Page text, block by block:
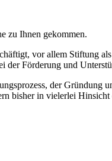
zu Ihnen gekommen.
vor allem Stiftung
der Förderung und
der
bisher in vielerlei